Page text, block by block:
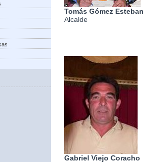
Tomás Gómez Esteban
Alcalde
Gabriel Viejo Coracho